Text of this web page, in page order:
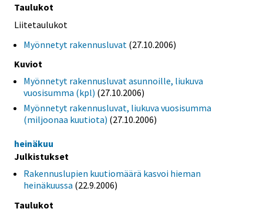
Taulukot
Liitetaulukot
Myönnetyt rakennusluvat (27.10.2006)
Kuviot
Myönnetyt rakennusluvat asunnoille, liukuva
vuosisumma (kpl) (27.10.2006)
Myönnetyt rakennusluvat, liukuva vuosisumma
(miljoonaa kuutiota) (27.10.2006)
heinäkuu
Julkistukset
Rakennuslupien kuutiomäärä kasvoi hieman
heinäkuussa (22.9.2006)
Taulukot